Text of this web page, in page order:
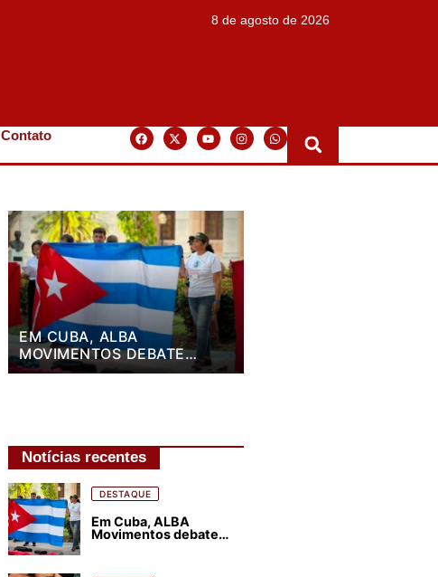
8 de agosto de 2026
Contato
EM CUBA, ALBA
MOVIMENTOS DEBATE
PLANO DE LUTA PARA OS
Notícias recentes
DESTAQUE
Em Cuba, ALBA
Movimentos debate